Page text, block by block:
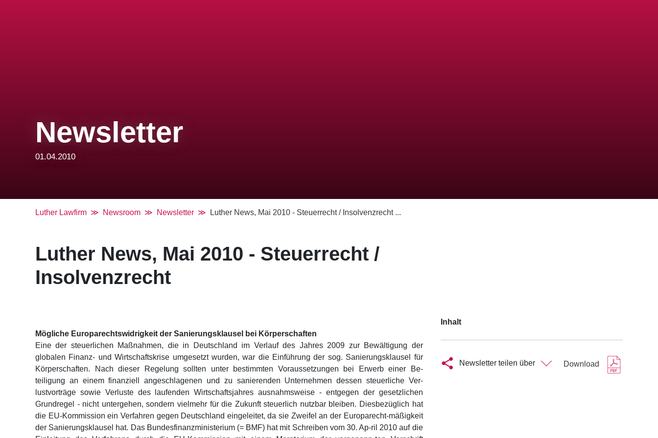
Newsletter
01.04.2010
Luther Lawfirm Newsroom Newsletter Luther News, Mai 2010 - Steuerrecht / Insolvenzrecht ...
Luther News, Mai 2010 - Steuerrecht /
Insolvenzrecht
Mögliche Europarechtswidrigkeit der Sanierungsklausel bei Körperschaften
Eine der steuerlichen Maßnahmen, die in Deutschland im Verlauf des Jahres 2009 zur Bewältigung der
globalen Finanz- und Wirtschaftskrise umgesetzt wurden, war die Einführung der sog. Sanierungsklausel für
Körperschaften. Nach dieser Regelung sollten unter bestimmten Voraussetzungen bei Erwerb einer Be-
teiligung an einem finanziell angeschlagenen und zu sanierenden Unternehmen dessen steuerliche Ver-
lustvorträge sowie Verluste des laufenden Wirtschaftsjahres ausnahmsweise - entgegen der gesetzlichen
Grundregel - nicht untergehen, sondern vielmehr für die Zukunft steuerlich nutzbar bleiben. Diesbezüglich hat
die EU-Kommission ein Verfahren gegen Deutschland eingeleitet, da sie Zweifel an der Europarecht-mäßigkeit
der Sanierungsklausel hat. Das Bundesfinanzministerium (= BMF) hat mit Schreiben vom 30. Ap-ril 2010 auf die
Inhalt
Newsletter teilen über Download